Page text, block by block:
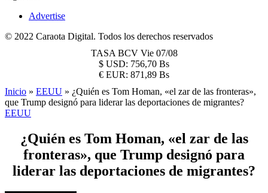
Advertise
© 2022 Caraota Digital. Todos los derechos reservados
TASA BCV Vie 07/08
$ USD: 756,70 Bs
€ EUR: 871,89 Bs
Inicio » EEUU » ¿Quién es Tom Homan, «el zar de las fronteras»,
que Trump designó para liderar las deportaciones de migrantes?
EEUU
¿Quién es Tom Homan, «el zar de las
fronteras», que Trump designó para
liderar las deportaciones de migrantes?